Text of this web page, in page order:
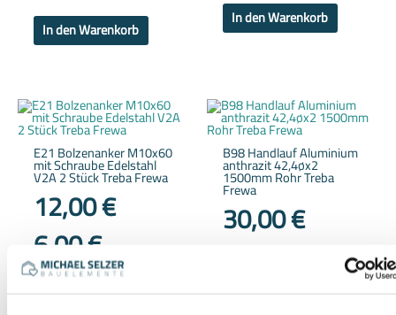
In den Warenkorb
In den Warenkorb
E21 Bolzenanker M10x60
mit Schraube Edelstahl
V2A 2 Stück Treba Frewa
12,00€
6,00€
inkl. 19 % MwSt.
zzgl.Versandkosten
B98 Handlauf Aluminium
anthrazit 42,4øx2
1500mm Rohr Treba
Frewa
30,00€
mm